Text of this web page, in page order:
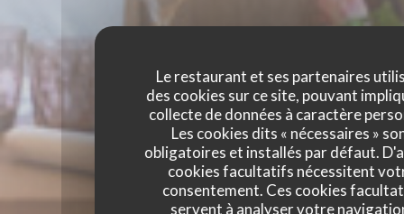
Le restaurant et ses partenaires
des cookies sur ce site, pouvant
collecte de données à caractère
Les cookies dits « nécessaires »
obligatoires et installés par défaut.
cookies facultatifs nécessitent
consentement. Ces cookies
servent à analyser votre